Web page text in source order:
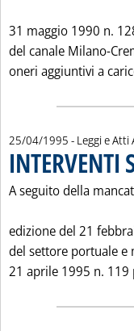
31 maggio 1990 n.
del canale Milano-
oneri aggiuntivi a
25/04/1995 - Leggi e
INTERVENTI
A seguito della
edizione del 21
del settore portuale e
21 aprile 1995 n. 119